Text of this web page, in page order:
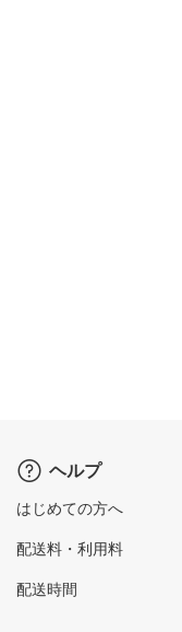
ヘルプ
はじめての方へ
配送料・利用料
配送時間